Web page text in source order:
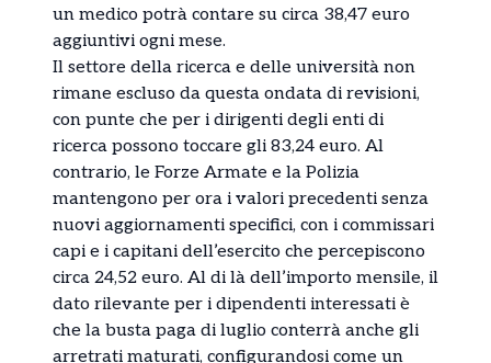
un medico potrà contare su circa 38,47 euro
aggiuntivi ogni mese.
Il settore della ricerca e delle università non
rimane escluso da questa ondata di revisioni,
con punte che per i dirigenti degli enti di
ricerca possono toccare gli 83,24 euro. Al
contrario, le Forze Armate e la Polizia
mantengono per ora i valori precedenti senza
nuovi aggiornamenti specifici, con i commissari
capi e i capitani dell’esercito che percepiscono
circa 24,52 euro. Al di là dell’importo mensile, il
dato rilevante per i dipendenti interessati è
che la busta paga di luglio conterrà anche gli
arretrati maturati, configurandosi come un